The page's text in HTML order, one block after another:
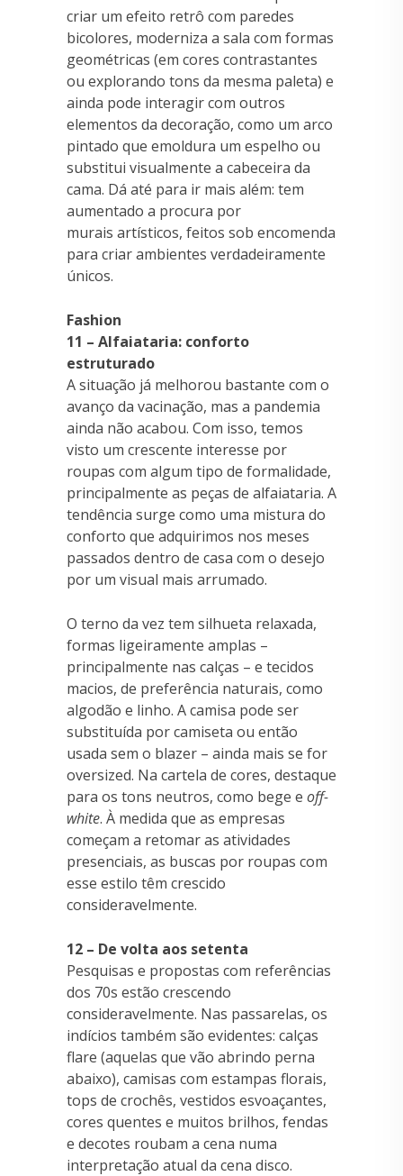
criar um efeito retrô com paredes
bicolores, moderniza a sala com formas
geométricas (em cores contrastantes
ou explorando tons da mesma paleta) e
ainda pode interagir com outros
elementos da decoração, como um arco
pintado que emoldura um espelho ou
substitui visualmente a cabeceira da
cama. Dá até para ir mais além: tem
aumentado a procura por
murais artísticos, feitos sob encomenda
para criar ambientes verdadeiramente
únicos.
Fashion
11 – Alfaiataria: conforto
estruturado
A situação já melhorou bastante com o
avanço da vacinação, mas a pandemia
ainda não acabou. Com isso, temos
visto um crescente interesse por
roupas com algum tipo de formalidade,
principalmente as peças de alfaiataria. A
tendência surge como uma mistura do
conforto que adquirimos nos meses
passados dentro de casa com o desejo
por um visual mais arrumado.
O terno da vez tem silhueta relaxada,
formas ligeiramente amplas –
principalmente nas calças – e tecidos
macios, de preferência naturais, como
algodão e linho. A camisa pode ser
substituída por camiseta ou então
usada sem o blazer – ainda mais se for
oversized. Na cartela de cores, destaque
para os tons neutros, como bege e off-
white. À medida que as empresas
começam a retomar as atividades
presenciais, as buscas por roupas com
esse estilo têm crescido
consideravelmente.
12 – De volta aos setenta
Pesquisas e propostas com referências
dos 70s estão crescendo
consideravelmente. Nas passarelas, os
indícios também são evidentes: calças
flare (aquelas que vão abrindo perna
abaixo), camisas com estampas florais,
tops de crochês, vestidos esvoaçantes,
cores quentes e muitos brilhos, fendas
e decotes roubam a cena numa
interpretação atual da cena disco.